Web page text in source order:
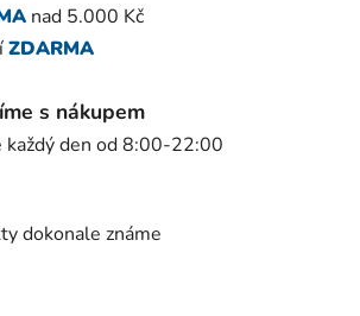
nad 5.000 Kč
ZDARMA
s nákupem
každý den od 8:00-22:00
dokonale známe